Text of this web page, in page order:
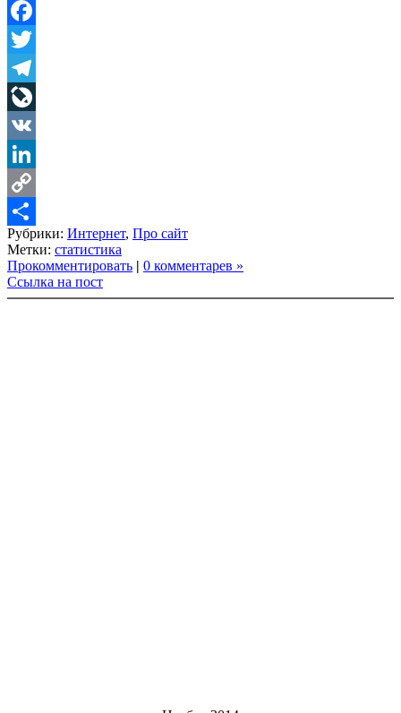
Facebook
Twitter
Telegram
LiveJournal
VK
LinkedIn
Copy
Link
Share
Рубрики: Интернет, Про сайт
Метки: статистика
Прокомментировать | 0 комментарев »
Ссылка на пост